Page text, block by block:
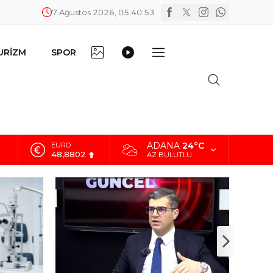
7 Ağustos 2026, 05:40:54
SPOR
ALTIN
5.629,56
BİST
10.824,63
DOLAR
ADANA 24°C
AZ BULUTLU